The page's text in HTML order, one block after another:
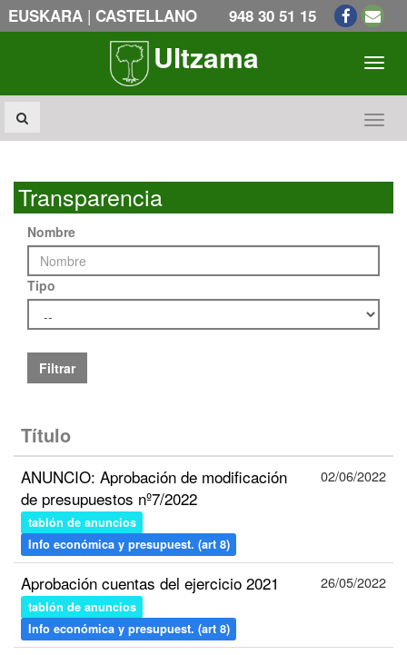
EUSKARA | CASTELLANO 948 30 51 15
Ultzama
Transparencia
Nombre
Tipo
Filtrar
Título
ANUNCIO: Aprobación de modificación
de presupuestos nº7/2022
tablón de anuncios
Info económica y presupuest. (art 8)
02/06/2022
Aprobación cuentas del ejercicio 2021
tablón de anuncios
Info económica y presupuest. (art 8)
26/05/2022